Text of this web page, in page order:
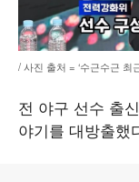
/ 사진 출처 = ‘수근수근 최
전 야구 선수 출
야기를 대방출했